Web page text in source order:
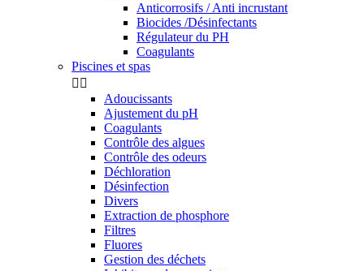
Anticorrosifs / Anti incrustant
Biocides /Désinfectants
Régulateur du PH
Coagulants
Piscines et spas
 
Adoucissants
Ajustement du pH
Coagulants
Contrôle des algues
Contrôle des odeurs
Déchloration
Désinfection
Divers
Extraction de phosphore
Filtres
Fluores
Gestion des déchets